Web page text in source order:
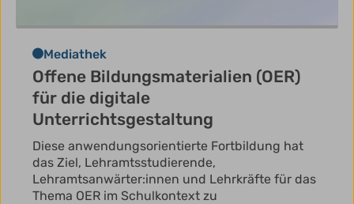
Mediathek
Offene Bildungsmaterialien (OER)
für die digitale
Unterrichtsgestaltung
Diese anwendungsorientierte Fortbildung hat
das Ziel, Lehramtsstudierende,
Lehramtsanwärter:innen und Lehrkräfte für das
Thema OER im Schulkontext zu